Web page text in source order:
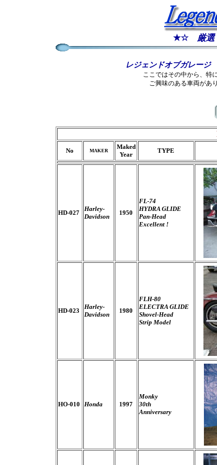
★☆ 厳選
レジェンドオブガレージ
ここではその中から、特
ご興味のある車両があ
No MAKER
Maked
Year
TYPE
HD-027
Harley-
Davidson
1950
FL-74
HYDRA GLIDE
Pan-Head
Excellent !
HD-023
Harley-
Davidson
1980
FLH-80
ELECTRA GLIDE
Shovel-Head
Strip Model
HO-010 Honda 1997
Monky
30th
Anniversary